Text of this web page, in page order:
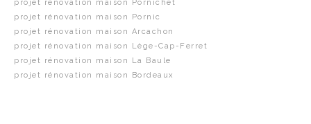
projet rénovation maison Pornichet
projet rénovation maison Pornic
projet rénovation maison Arcachon
projet rénovation maison Lège-Cap-Ferret
projet rénovation maison La Baule
projet rénovation maison Bordeaux